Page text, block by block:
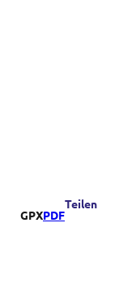
GPXPDF
Teilen